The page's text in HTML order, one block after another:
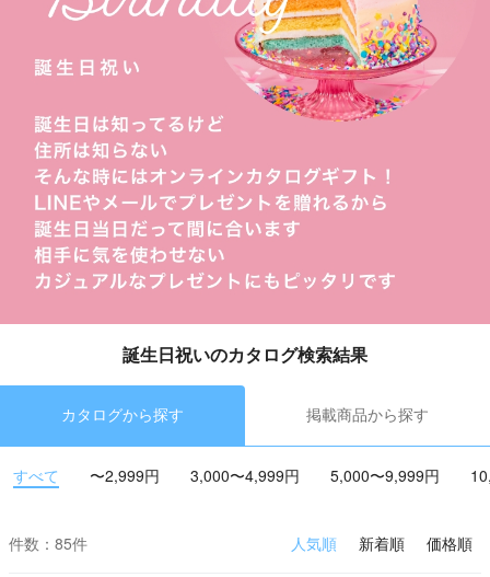
誕生日祝いのカタログ検索結果
カタログから探す 掲載商品から探す
すべて 〜2,999円 3,000〜4,999円 5,000〜9,999円
件数：85件 人気順 新着順 価格順